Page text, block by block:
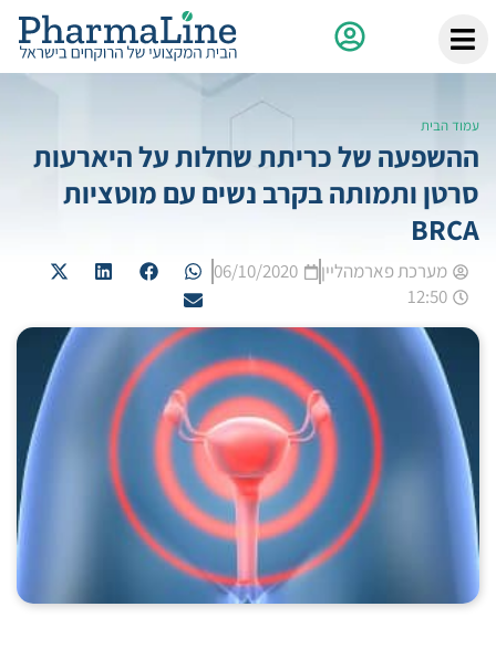
עמוד הבית
ההשפעה של כריתת שחלות על היארעות
סרטן ותמותה בקרב נשים עם מוטציות
BRCA
מערכת פארמהליין
06/10/2020
12:50